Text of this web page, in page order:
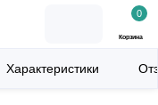
0
Корзина
Характеристики